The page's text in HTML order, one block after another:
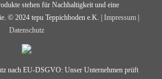
stehen für Nachhaltigkeit und eine
© 2024 tepu Teppichboden e.K. | Impressum|
Datenschutz
nach EU-DSGVO: Unser Unternehmen prüft